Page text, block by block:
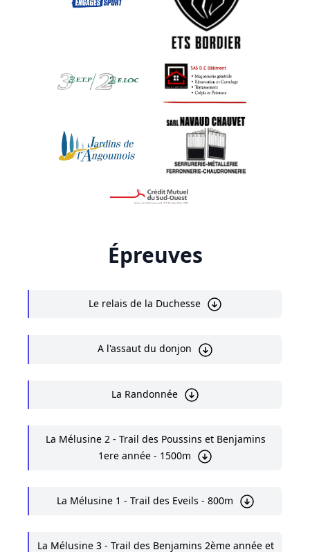
Épreuves
Le relais de la Duchesse
A l'assaut du donjon
La Randonnée
La Mélusine 2 - Trail des Poussins et Benjamins
1ere année - 1500m
La Mélusine 1 - Trail des Eveils - 800m
La Mélusine 3 - Trail des Benjamins 2ème année et